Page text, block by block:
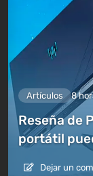
Artículos 8
Reseña de
portátil
Dejar un